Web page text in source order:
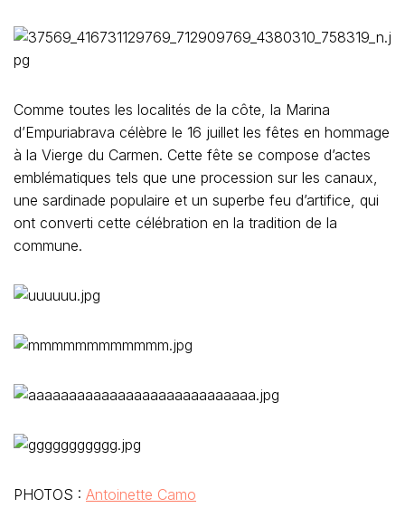
Comme toutes les localités de la côte, la Marina
d’Empuriabrava célèbre le 16 juillet les fêtes en hommage
à la Vierge du Carmen. Cette fête se compose d’actes
emblématiques tels que une procession sur les canaux,
une sardinade populaire et un superbe feu d’artifice, qui
ont converti cette célébration en la tradition de la
commune.
PHOTOS : Antoinette Camo